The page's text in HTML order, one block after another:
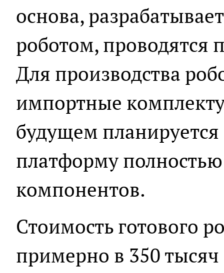
основа,
роботом, проводятся
Для производства
импортные
будущем
платформу
компонентов.
Стоимость готового
примерно в 350 тысяч